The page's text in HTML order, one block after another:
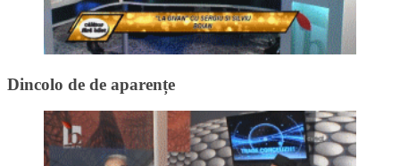
Dincolo de de aparențe